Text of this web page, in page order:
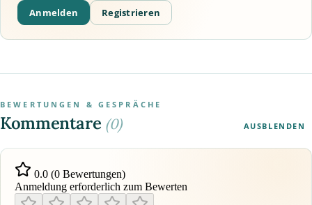
Anmelden Registrieren
BEWERTUNGEN & GESPRÄCHE
Kommentare (0) AUSBLENDEN
0.0 (0 Bewertungen)
Anmeldung erforderlich zum Bewerten